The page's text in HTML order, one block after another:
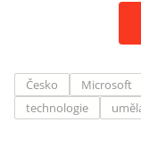
Česko Microsoft
technologie